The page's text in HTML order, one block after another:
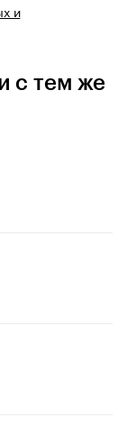
и
с тем же